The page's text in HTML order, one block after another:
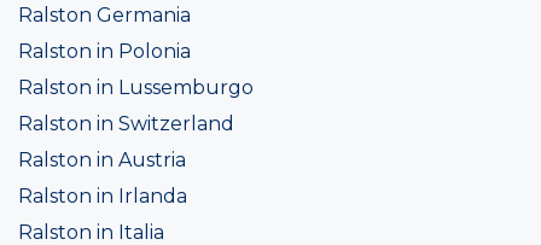
Ralston Germania
Ralston in Polonia
Ralston in Lussemburgo
Ralston in Switzerland
Ralston in Austria
Ralston in Irlanda
Ralston in Italia